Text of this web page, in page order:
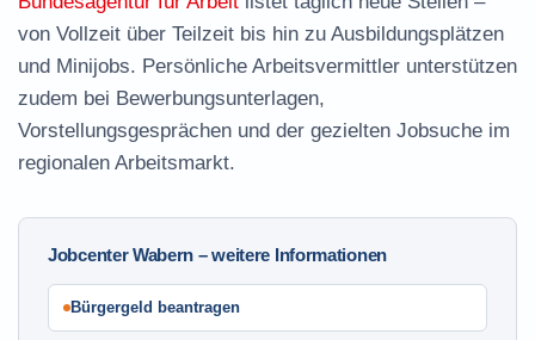
von Vollzeit über Teilzeit bis hin zu Ausbildungsplätzen
und Minijobs. Persönliche Arbeitsvermittler unterstützen
zudem bei Bewerbungsunterlagen,
Vorstellungsgesprächen und der gezielten Jobsuche im
regionalen Arbeitsmarkt.
Jobcenter Wabern – weitere Informationen
Bürgergeld beantragen